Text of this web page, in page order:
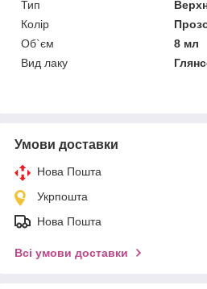
Тип
Колір
Об`єм
8 мл
Вид лаку
Умови доставки
Нова Пошта
Укрпошта
Нова Пошта
Всі умови доставки